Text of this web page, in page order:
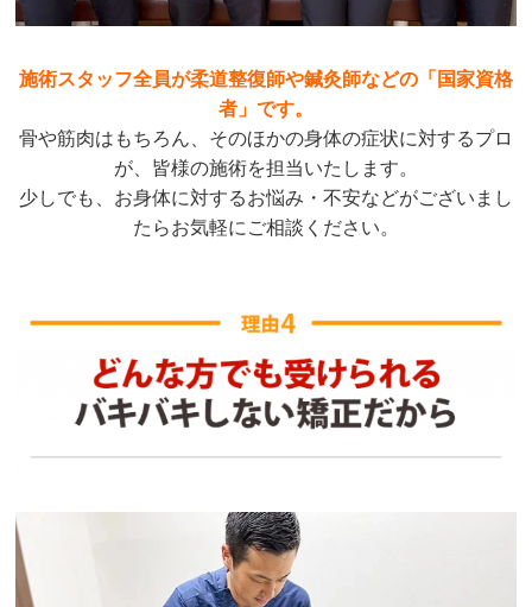
施術スタッフ全員が柔道整復師や鍼灸師などの「国家資格
者」です。
骨や筋肉はもちろん、そのほかの身体の症状に対するプロ
が、皆様の施術を担当いたします。
少しでも、お身体に対するお悩み・不安などがございまし
たらお気軽にご相談ください。